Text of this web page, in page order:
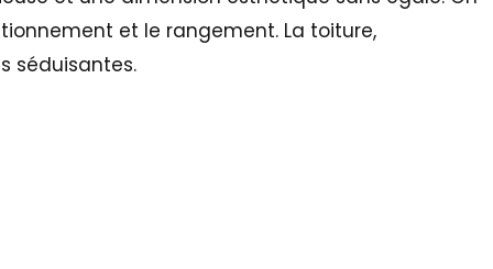
et le rangement. La toiture,
séduisantes.